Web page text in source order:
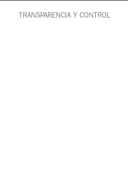
TRANSPARENCIA Y CONTROL